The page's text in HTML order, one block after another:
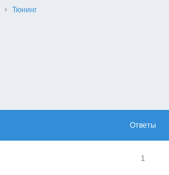
Тюнинг
Ответы
1